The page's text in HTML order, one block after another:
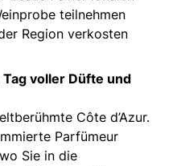
teilnehmen
Region verkosten
Tag voller Düfte und
Côte d’Azur.
Parfümeur
Sie in die